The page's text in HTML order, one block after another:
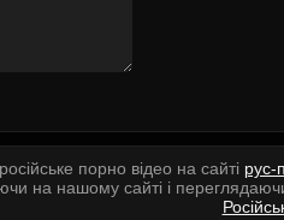
порно відео на сайті рус-
на нашому сайті і